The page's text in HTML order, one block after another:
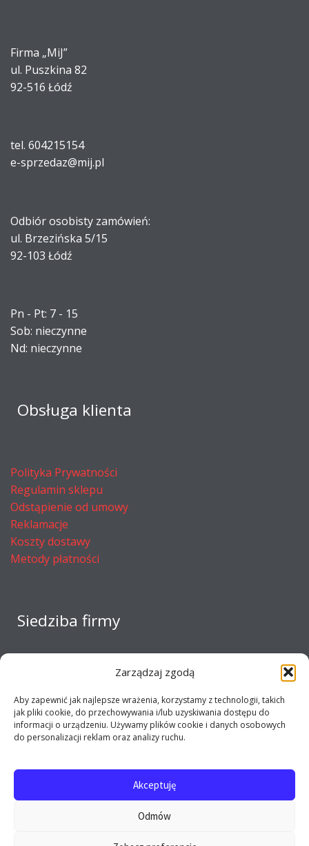
Zarządzaj zgodą
Aby zapewnić jak najlepsze wrażenia, korzystamy z technologii, takich
jak pliki cookie, do przechowywania i/lub uzyskiwania dostępu do
informacji o urządzeniu. Używamy plików cookie i danych osobowych
do personalizacji reklam oraz analizy ruchu.
Akceptuję
Odmów
Firma „MiJ”
ul. Puszkina 82
92-516 Łódź
tel. 604215154
e-sprzedaz@mij.pl
Odbiór osobisty zamówień:
ul. Brzezińska 5/15
92-103 Łódź
Pn - Pt: 7 - 15
Sob: nieczynne
Nd: nieczynne
Obsługa klienta
Polityka Prywatności
Regulamin sklepu
Odstąpienie od umowy
Reklamacje
Koszty dostawy
Metody płatności
Siedziba firmy
Copyright 2017 - 2026 E-opel24.pl - Firma MIJ © All